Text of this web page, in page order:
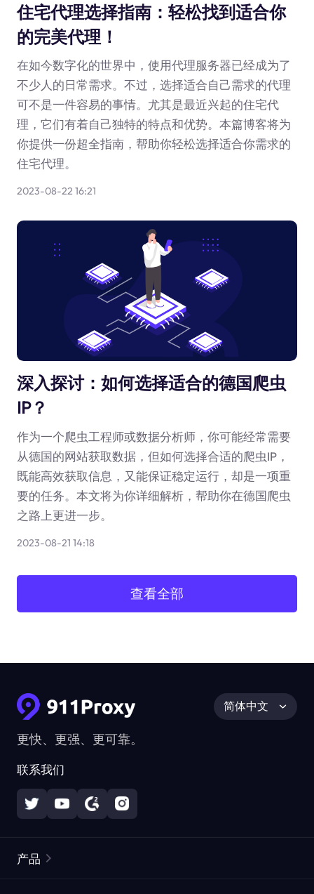
住宅代理选择指南：轻松找到适合你
的完美代理！
在如今数字化的世界中，使用代理服务器已经成为了
不少人的日常需求。不过，选择适合自己需求的代理
可不是一件容易的事情。尤其是最近兴起的住宅代
理，它们有着自己独特的特点和优势。本篇博客将为
你提供一份超全指南，帮助你轻松选择适合你需求的
住宅代理。
2023-08-22 16:21
深入探讨：如何选择适合的德国爬虫
IP？
作为一个爬虫工程师或数据分析师，你可能经常需要
从德国的网站获取数据，但如何选择合适的爬虫IP，
既能高效获取信息，又能保证稳定运行，却是一项重
要的任务。本文将为你详细解析，帮助你在德国爬虫
之路上更进一步。
2023-08-21 14:18
查看全部
更快、更强、更可靠。
联系我们
简体中文
产品